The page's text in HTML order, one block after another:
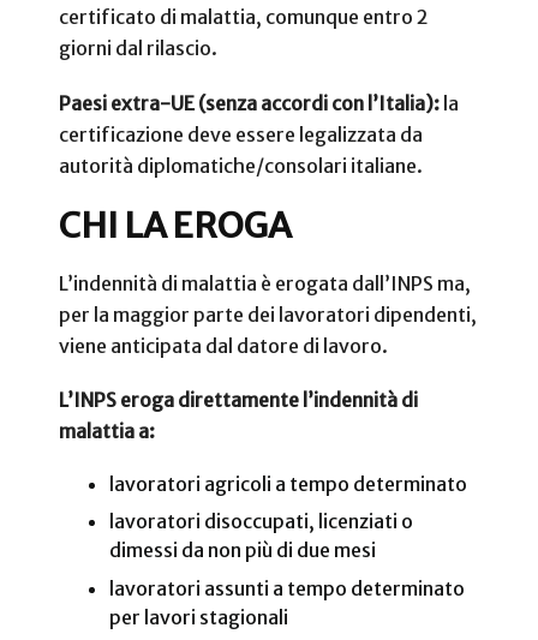
certificato di malattia, comunque entro 2
giorni dal rilascio.
Paesi extra-UE (senza accordi con l’Italia): la
certificazione deve essere legalizzata da
autorità diplomatiche/consolari italiane.
CHI LA EROGA
L’indennità di malattia è erogata dall’INPS ma,
per la maggior parte dei lavoratori dipendenti,
viene anticipata dal datore di lavoro.
L’INPS eroga direttamente l’indennità di
malattia a:
lavoratori agricoli a tempo determinato
lavoratori disoccupati, licenziati o
dimessi da non più di due mesi
lavoratori assunti a tempo determinato
per lavori stagionali